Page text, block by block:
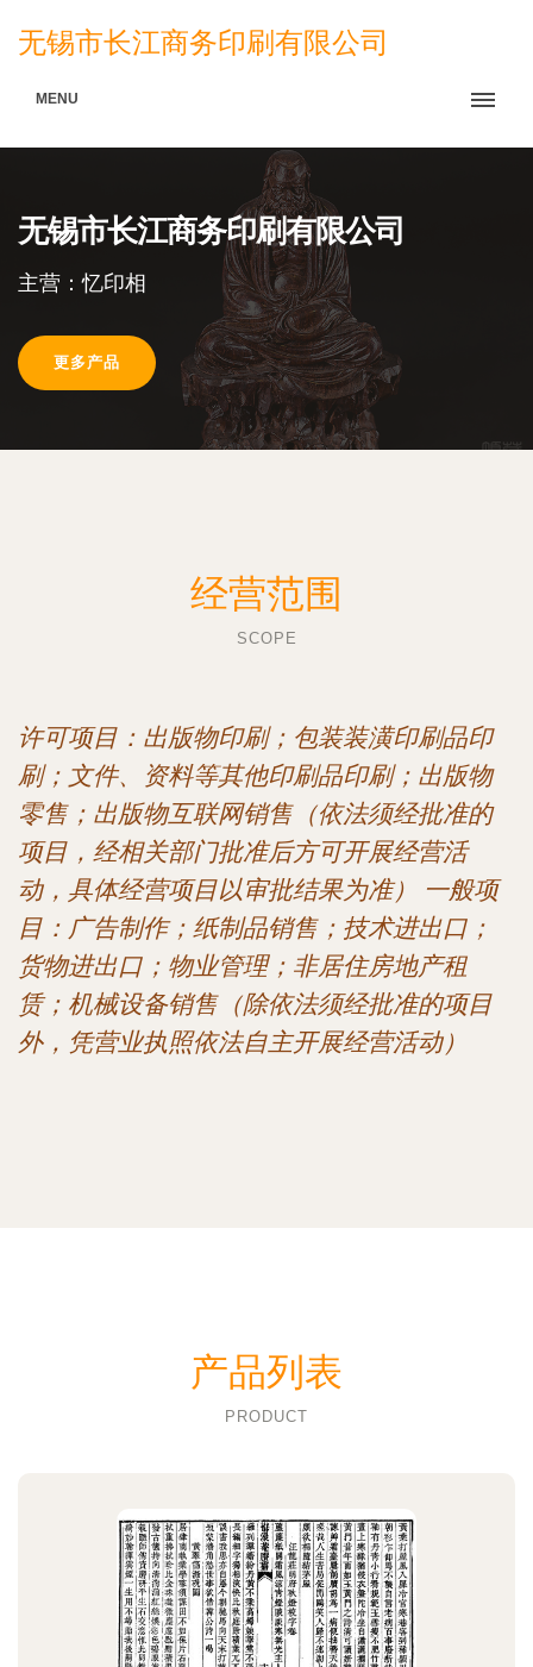
无锡市长江商务印刷有限公司
MENU
无锡市长江商务印刷有限公司
主营：忆印相
更多产品
经营范围
SCOPE
许可项目：出版物印刷；包装装潢印刷品印
刷；文件、资料等其他印刷品印刷；出版物
零售；出版物互联网销售（依法须经批准的
项目，经相关部门批准后方可开展经营活
动，具体经营项目以审批结果为准） 一般项
目：广告制作；纸制品销售；技术进出口；
货物进出口；物业管理；非居住房地产租
赁；机械设备销售（除依法须经批准的项目
外，凭营业执照依法自主开展经营活动）
产品列表
PRODUCT